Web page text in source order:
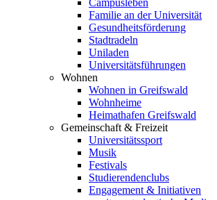
Campusleben
Familie an der Universität
Gesundheitsförderung
Stadtradeln
Uniladen
Universitätsführungen
Wohnen
Wohnen in Greifswald
Wohnheime
Heimathafen Greifswald
Gemeinschaft & Freizeit
Universitätssport
Musik
Festivals
Studierendenclubs
Engagement & Initiativen